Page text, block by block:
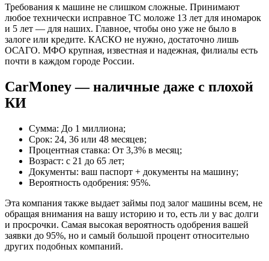
Требования к машине не слишком сложные. Принимают
любое технически исправное ТС моложе 13 лет для иномарок
и 5 лет — для наших. Главное, чтобы оно уже не было в
залоге или кредите. КАСКО не нужно, достаточно лишь
ОСАГО. МФО крупная, известная и надежная, филиалы есть
почти в каждом городе России.
CarMoney — наличные даже с плохой
КИ
Сумма: До 1 миллиона;
Срок: 24, 36 или 48 месяцев;
Процентная ставка: От 3,3% в месяц;
Возраст: с 21 до 65 лет;
Документы: ваш паспорт + документы на машину;
Вероятность одобрения: 95%.
Эта компания также выдает займы под залог машины всем, не
обращая внимания на вашу историю и то, есть ли у вас долги
и просрочки. Самая высокая вероятность одобрения вашей
заявки до 95%, но и самый большой процент относительно
других подобных компаний.